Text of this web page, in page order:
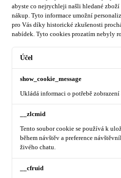
abyste co nejrychleji našli hledané
nákup. Tyto informace umožní
pro Vás díky historické zkušenosti
nabídek. Tyto cookies prozatím nebyly
Účel
show_cookie_message
Ukládá informaci o potřebě
__zlcmid
Tento soubor cookie se používá k
během návštěv a preference
živého chatu.
__cfruid